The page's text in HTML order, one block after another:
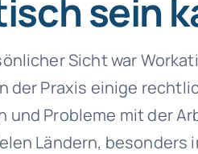
sein
Sicht war
der Praxis einige
und Probleme mit der
Ländern, besonders